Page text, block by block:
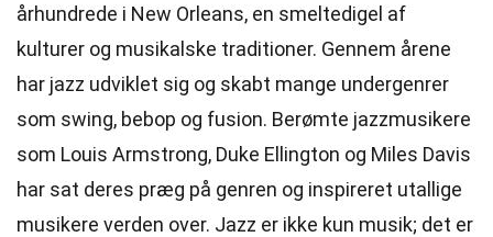
århundrede i New Orleans, en smeltedigel af
kulturer og musikalske traditioner. Gennem årene
har jazz udviklet sig og skabt mange undergenrer
som swing, bebop og fusion. Berømte jazzmusikere
som Louis Armstrong, Duke Ellington og Miles Davis
har sat deres præg på genren og inspireret utallige
musikere verden over. Jazz er ikke kun musik; det er